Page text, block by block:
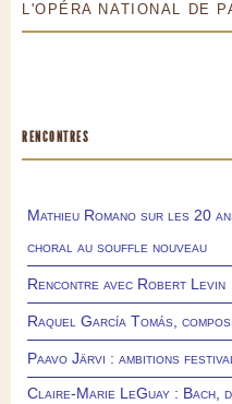
L'OPÉRA NATIONAL DE
RENCONTRES
Mathieu Romano sur les 20
choral au souffle nouveau
Rencontre avec Robert Levin
Raquel García Tomás,
Paavo Järvi : ambitions
Claire-Marie LeGuay : Bach,